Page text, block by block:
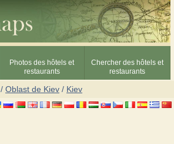
Photos des hôtels et
restaurants
Chercher des hôtels et
restaurants
/ Oblast de Kiev / Kiev